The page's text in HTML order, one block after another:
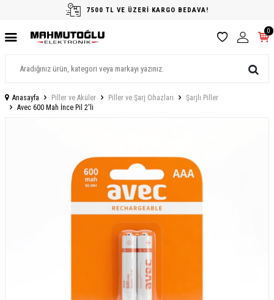
7500 TL VE ÜZERİ KARGO BEDAVA!
0
Anasayfa Piller ve Aküler Piller ve Şarj Cihazları
Şarjlı Piller
Avec 600 Mah İnce Pil 2'li